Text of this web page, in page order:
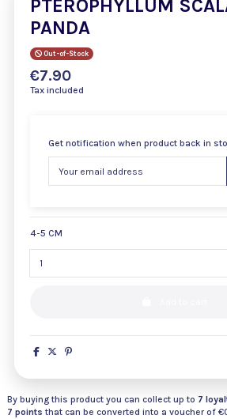
PTEROPHYLLUM
PANDA
Out-of-Stock
€7.90
Tax included
Get notification when product back in
4-5 CM
By buying this product you can collect up to 7
7 points that can be converted into a voucher of